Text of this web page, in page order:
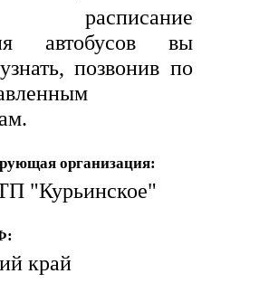
расписание
автобусов вы
позвонив по
организация:
"Курьинское"
край